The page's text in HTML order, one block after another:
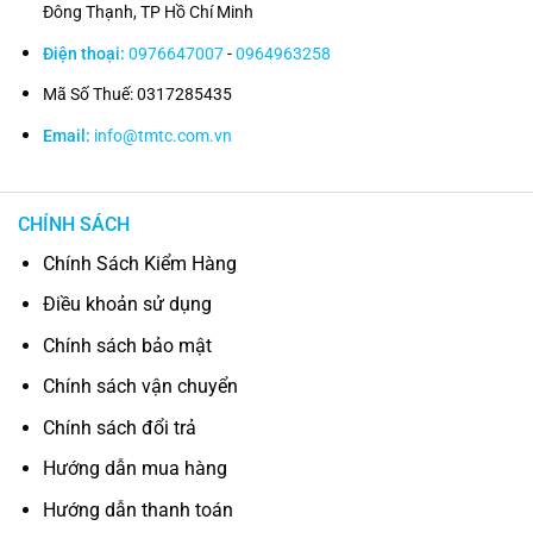
Đông Thạnh, TP Hồ Chí Minh
Điện thoại: 0976647007-0964963258
Mã Số Thuế: 0317285435
Email: info@tmtc.com.vn
CHÍNH SÁCH
Chính Sách Kiểm Hàng
Điều khoản sử dụng
Chính sách bảo mật
Chính sách vận chuyển
Chính sách đổi trả
Hướng dẫn mua hàng
Hướng dẫn thanh toán